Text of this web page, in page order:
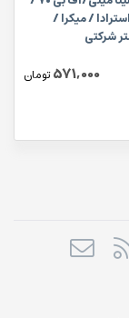
80 / جی بی 5 / استرادا / میکرا /
571,000 تومان